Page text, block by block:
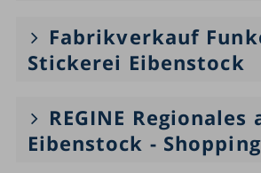
Fabrikverkauf
Stickerei Eibenstock
REGINE Regionales
Eibenstock -